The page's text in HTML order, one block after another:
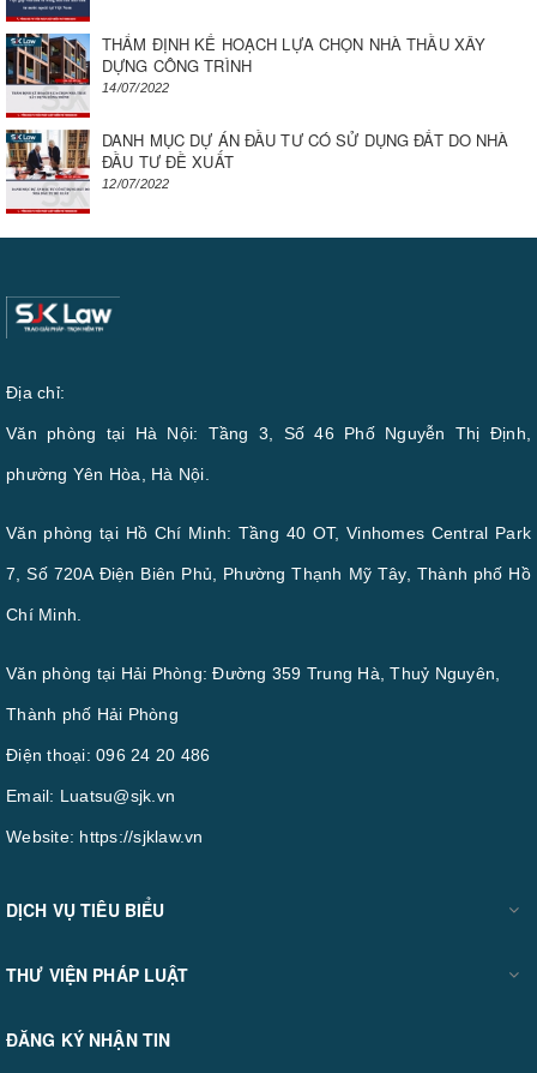
THẨM ĐỊNH KẾ HOẠCH LỰA CHỌN NHÀ THẦU XÂY
DỰNG CÔNG TRÌNH
14/07/2022
DANH MỤC DỰ ÁN ĐẦU TƯ CÓ SỬ DỤNG ĐẤT DO NHÀ
ĐẦU TƯ ĐỀ XUẤT
12/07/2022
Địa chỉ:
Văn phòng tại Hà Nội: Tầng 3, Số 46 Phố Nguyễn Thị Định,
phường Yên Hòa, Hà Nội.
Văn phòng tại Hồ Chí Minh: Tầng 40 OT, Vinhomes Central Park
7, Số 720A Điện Biên Phủ, Phường Thạnh Mỹ Tây, Thành phố Hồ
Chí Minh.
Văn phòng tại Hải Phòng: Đường 359 Trung Hà, Thuỷ Nguyên,
Thành phố Hải Phòng
Điện thoại: 096 24 20 486
Email: Luatsu@sjk.vn
Website: https://sjklaw.vn
DỊCH VỤ TIÊU BIỂU
THƯ VIỆN PHÁP LUẬT
ĐĂNG KÝ NHẬN TIN